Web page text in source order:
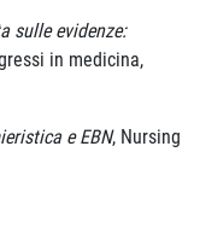
sulle evidenze:
in medicina,
e EBN, Nursing